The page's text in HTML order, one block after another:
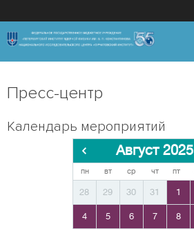
Пресс-центр
Календарь мероприятий
Август 2025
пн вт ср чт пт
28 29 30 31 1
4 5 6 7 8